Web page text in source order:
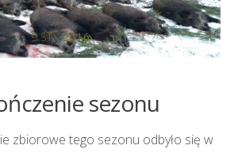
9 STY 2016
sezonu
zbiorowe tego sezonu odbyło się w